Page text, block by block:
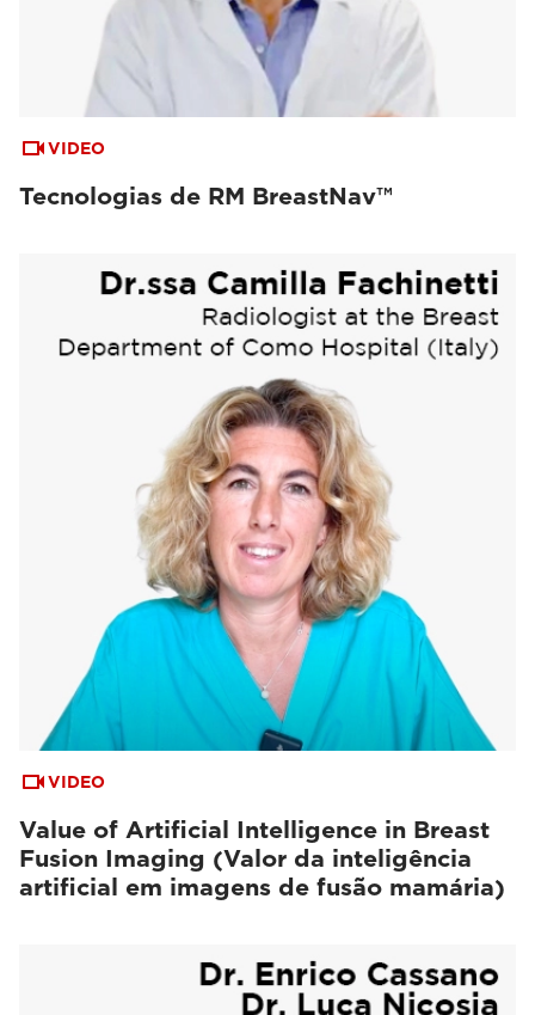
VIDEO
Tecnologias de RM BreastNav™
VIDEO
Value of Artificial Intelligence in Breast
Fusion Imaging (Valor da inteligência
artificial em imagens de fusão mamária)